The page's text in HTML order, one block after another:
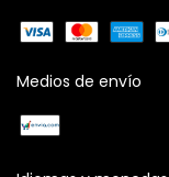
Medios de envío